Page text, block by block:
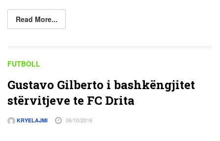
Read More...
FUTBOLL
Gustavo Gilberto i bashkëngjitet
stërvitjeve te FC Drita
KRYELAJMI 06/10/2016